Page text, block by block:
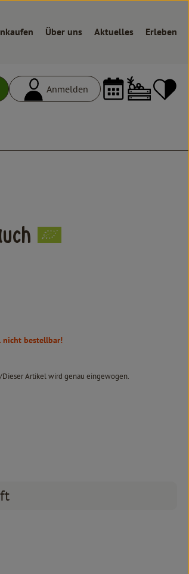
Über uns Aktuelles Erleben
Anmelden
bestellbar!
Dieser Artikel wird genau eingewogen.